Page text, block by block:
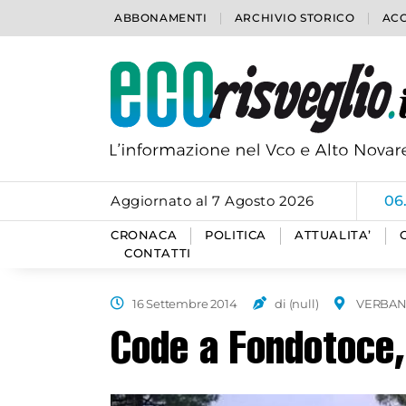
ABBONAMENTI ARCHIVIO STORICO
Aggiornato al 7 Agosto 2026
CRONACA POLITICA ATTUALITA’
CONTATTI
16 Settembre 2014 di (null)
Code a